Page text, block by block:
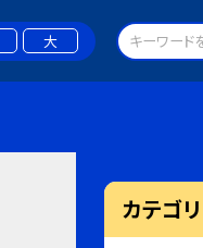
大
カテゴリ